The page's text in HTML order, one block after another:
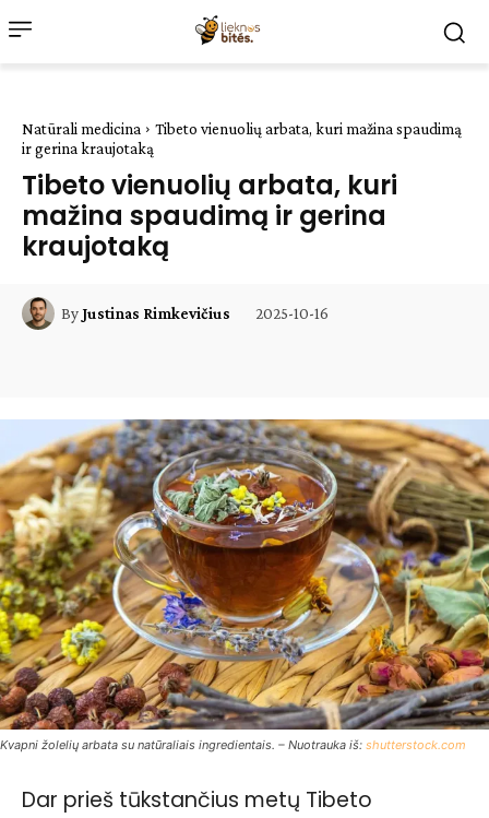
Natūrali medicina
Tibeto vienuolių arbata, kuri mažina spaudimą
ir gerina kraujotaką
Tibeto vienuolių arbata, kuri
mažina spaudimą ir gerina
kraujotaką
ByJustinas Rimkevičius 2025-10-16
Kvapni žolelių arbata su natūraliais ingredientais. – Nuotrauka iš: shutterstock.com
Dar prieš tūkstančius metų Tibeto